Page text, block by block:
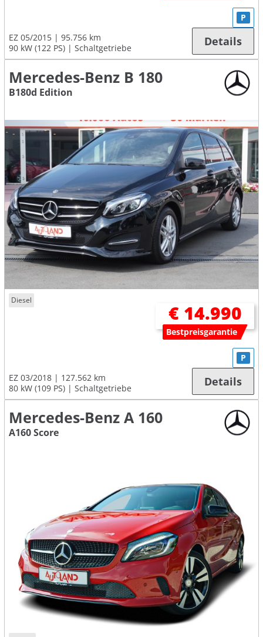
EZ 05/2015
95.756 km
90 kW (122 PS)
Schaltgetriebe
P
Details
Mercedes-Benz B 180
B180d Edition
Diesel
€ 14.990
Bestpreisgarantie
EZ 03/2018
127.562 km
80 kW (109 PS)
Schaltgetriebe
P
Details
Mercedes-Benz A 160
A160 Score